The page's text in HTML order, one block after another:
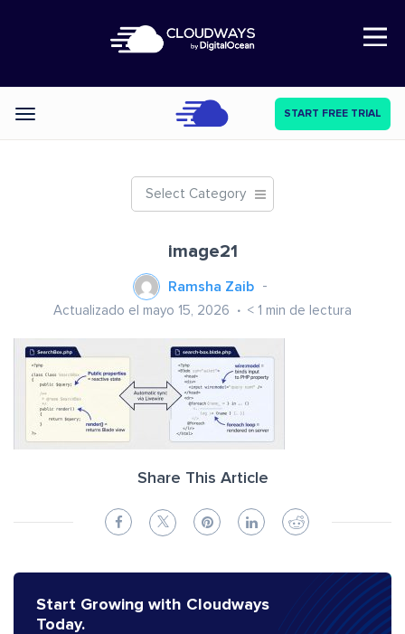
Open Nav
Categories START FREE TRIAL
Select Category
image21
Ramsha Zaib
Actualizado el mayo 15, 2026 < 1 min de lectura
Share This Article
Start Growing with Cloudways
Today.